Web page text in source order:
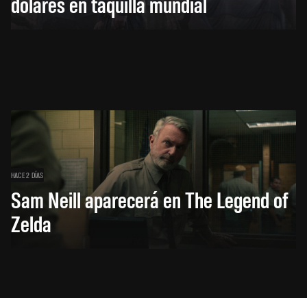
HACE 2 DÍAS
Sam Neill aparecerá en The Legend of
Zelda